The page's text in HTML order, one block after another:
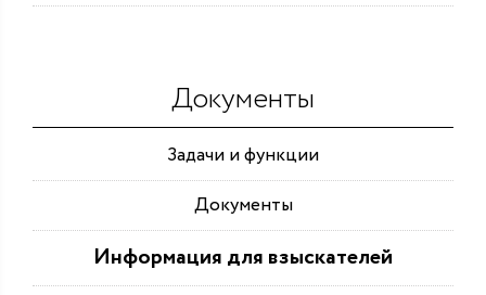
Документы
Задачи и функции
Документы
Информация для взыскателей